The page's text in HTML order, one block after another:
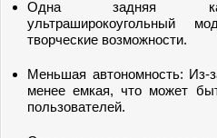
Одна задняя
ультраширокоугольный
творческие возможности.
Меньшая автономность: Из-
менее емкая, что может
пользователей.